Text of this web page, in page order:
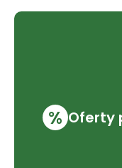
% Oferty